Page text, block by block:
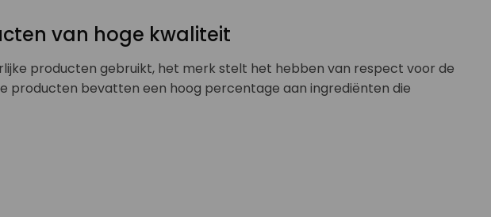
van hoge kwaliteit
producten gebruikt, het merk stelt het hebben van respect voor de
producten bevatten een hoog percentage aan ingrediënten die